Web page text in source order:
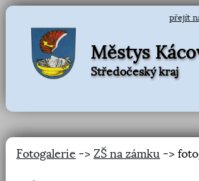
přejít
Městys
Středočeský kraj
Fotogalerie -> ZŠ na zámku ->